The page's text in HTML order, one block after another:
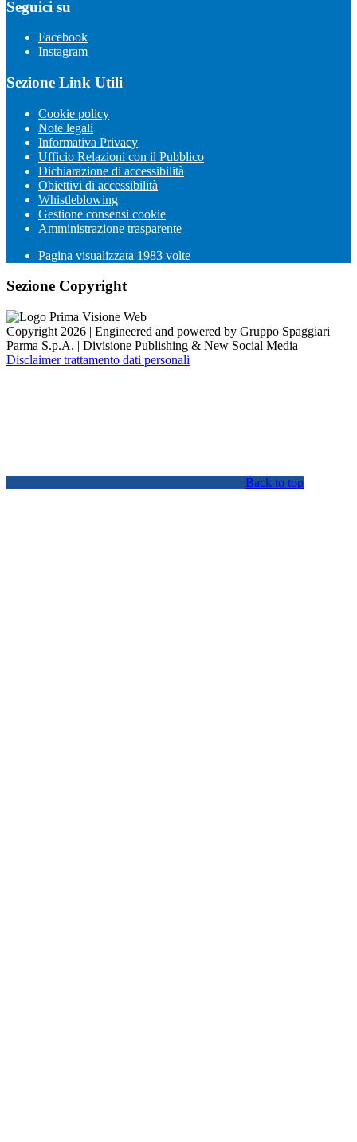
Seguici su
Facebook
Instagram
Sezione Link Utili
Cookie policy
Note legali
Informativa Privacy
Ufficio Relazioni con il Pubblico
Dichiarazione di accessibilità
Obiettivi di accessibilità
Whistleblowing
Gestione consensi cookie
Amministrazione trasparente
Pagina visualizzata 1983 volte
Sezione Copyright
Copyright 2026 | Engineered and powered by Gruppo Spaggiari
Parma S.p.A. | Divisione Publishing & New Social Media
Disclaimer trattamento dati personali
Back to top